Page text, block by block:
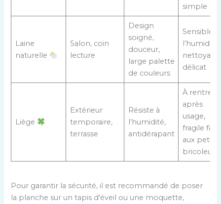
simple
Laine
naturelle
Salon, coin
lecture
Design
soigné,
douceur,
large palette
de couleurs
Sensible à
l’humidité,
nettoyage
délicat
Liège
Extérieur
temporaire,
terrasse
Résiste à
l’humidité,
antidérapant
À rentrer
après
usage,
fragile face
aux petits
bricoleurs
Pour garantir la sécurité, il est recommandé de poser
la planche sur un tapis d’éveil ou une moquette,